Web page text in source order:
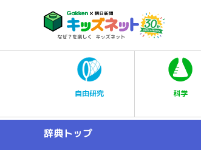
自由研究 科学
辞典トップ